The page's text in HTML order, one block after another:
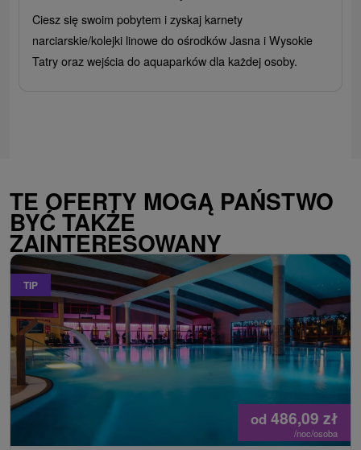
Ciesz się swoim pobytem i zyskaj karnety
narciarskie/kolejki linowe do ośrodków Jasna i Wysokie
Tatry oraz wejścia do aquaparków dla każdej osoby.
TE OFERTY MOGĄ PAŃSTWO
BYĆ TAKŻE
ZAINTERESOWANY
TIP
od 486,09 zł
/noc/osoba